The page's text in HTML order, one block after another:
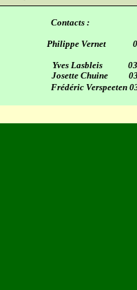
Contacts :
Philippe Vernet
Yves Lasbleis
Josette Chuine
Frédéric Verspeeten